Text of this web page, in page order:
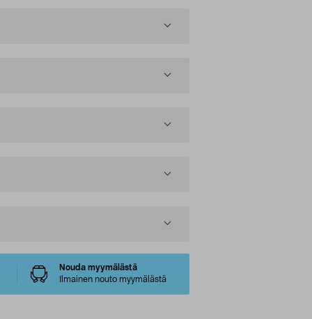
Nouda myymälästä
Ilmainen nouto myymälästä